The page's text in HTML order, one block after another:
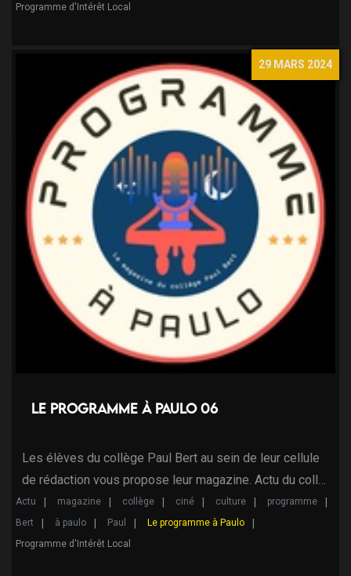
Programme d'Intérêt Local
29 MARS 2024
Le programme à Paulo 06
Les élèves du collège Paul Bert au sein de leur cellule
de rédaction vous propose leur magazine. Actu du coll…
Actu magazine collège ciné culture
programme
Bert
à paulo Paul
Le programme à Paulo
Programme d'Intérêt Local